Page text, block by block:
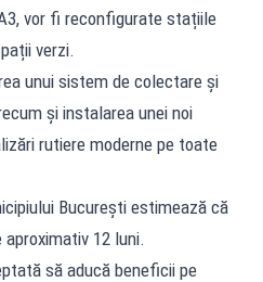
vor fi reconfigurate stațiile
verzi.
unui sistem de colectare și
și instalarea unei noi
rutiere moderne pe toate
București estimează că
12 luni.
să aducă beneficii pe